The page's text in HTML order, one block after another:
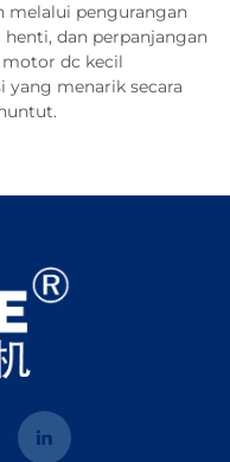
melalui pengurangan
dan perpanjangan
motor dc kecil
yang menarik secara